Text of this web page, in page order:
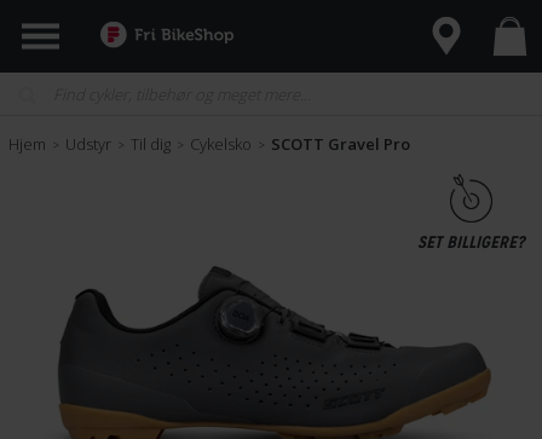
Hjem > Udstyr > Til dig > Cykelsko > SCOTT Gravel Pro
SET BILLIGERE?